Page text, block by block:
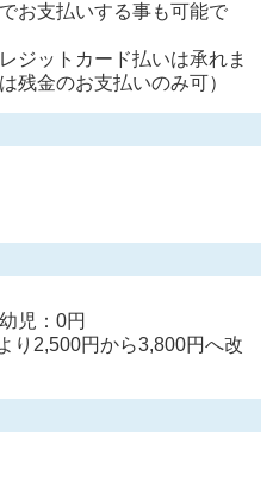
お支払いする事も可能で
ジットカード払いは承れま
残金のお支払いのみ可）
児：0円
り2,500円から3,800円へ改